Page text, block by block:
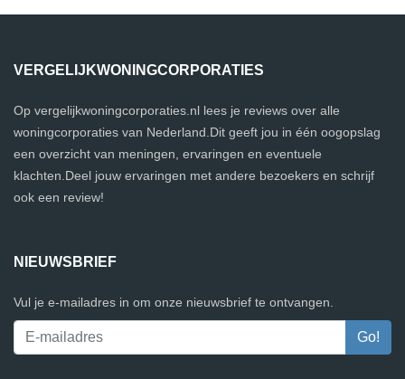
VERGELIJKWONINGCORPORATIES
Op vergelijkwoningcorporaties.nl lees je reviews over alle
woningcorporaties van Nederland.Dit geeft jou in één oogopslag
een overzicht van meningen, ervaringen en eventuele
klachten.Deel jouw ervaringen met andere bezoekers en schrijf
ook een review!
NIEUWSBRIEF
Vul je e-mailadres in om onze nieuwsbrief te ontvangen.